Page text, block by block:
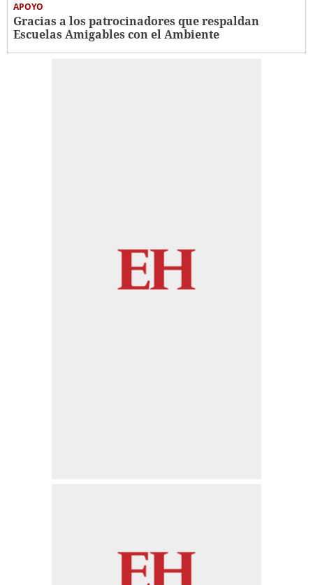
APOYO
Gracias a los patrocinadores que respaldan
Escuelas Amigables con el Ambiente